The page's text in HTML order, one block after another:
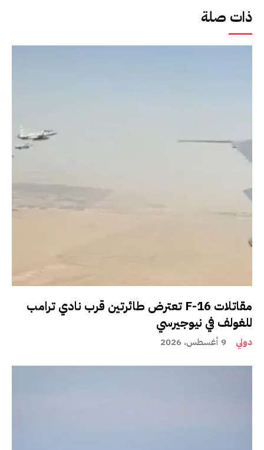
ذات صلة
مقاتلات F-16 تعترض طائرتين قرب نادي ترامب
للغولف في نيوجيرسي
دولي 9 أغسطس، 2026